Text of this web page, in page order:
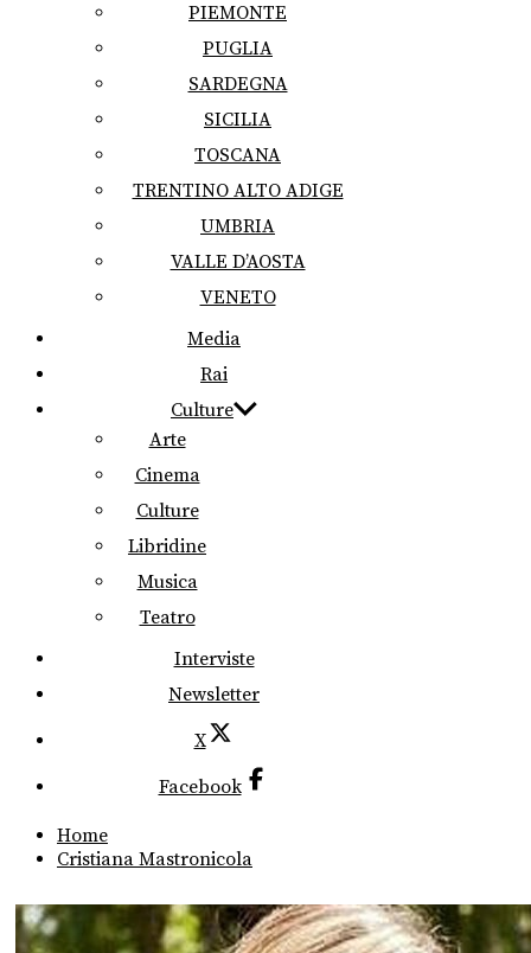
PIEMONTE
PUGLIA
SARDEGNA
SICILIA
TOSCANA
TRENTINO ALTO ADIGE
UMBRIA
VALLE D’AOSTA
VENETO
Media
Rai
Culture
Arte
Cinema
Culture
Libridine
Musica
Teatro
Interviste
Newsletter
X
Facebook
Home
Cristiana Mastronicola